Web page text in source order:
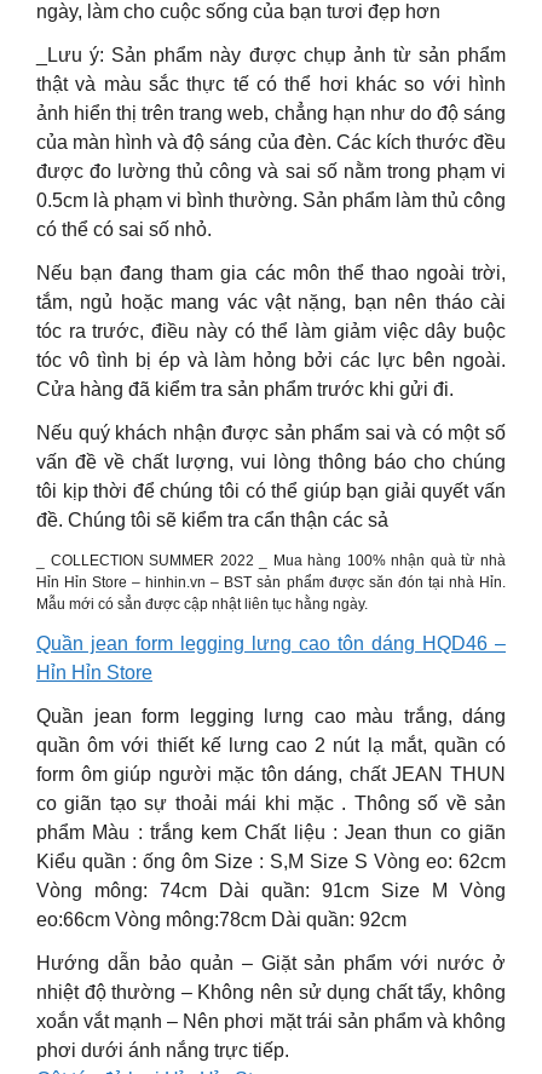
ngày, làm cho cuộc sống của bạn tươi đẹp hơn
_Lưu ý: Sản phẩm này được chụp ảnh từ sản phẩm
thật và màu sắc thực tế có thể hơi khác so với hình
ảnh hiển thị trên trang web, chẳng hạn như do độ sáng
của màn hình và độ sáng của đèn. Các kích thước đều
được đo lường thủ công và sai số nằm trong phạm vi
0.5cm là phạm vi bình thường. Sản phẩm làm thủ công
có thể có sai số nhỏ.
Nếu bạn đang tham gia các môn thể thao ngoài trời,
tắm, ngủ hoặc mang vác vật nặng, bạn nên tháo cài
tóc ra trước, điều này có thể làm giảm việc dây buộc
tóc vô tình bị ép và làm hỏng bởi các lực bên ngoài.
Cửa hàng đã kiểm tra sản phẩm trước khi gửi đi.
Nếu quý khách nhận được sản phẩm sai và có một số
vấn đề về chất lượng, vui lòng thông báo cho chúng
tôi kịp thời để chúng tôi có thể giúp bạn giải quyết vấn
đề. Chúng tôi sẽ kiểm tra cẩn thận các sả
_ COLLECTION SUMMER 2022 _ Mua hàng 100% nhận quà từ nhà
Hỉn Hỉn Store – hinhin.vn – BST sản phẩm được săn đón tại nhà Hỉn.
Mẫu mới có sẳn được cập nhật liên tục hằng ngày.
Quần jean form legging lưng cao tôn dáng HQD46 –
Hỉn Hỉn Store
Quần jean form legging lưng cao màu trắng, dáng
quần ôm với thiết kế lưng cao 2 nút lạ mắt, quần có
form ôm giúp người mặc tôn dáng, chất JEAN THUN
co giãn tạo sự thoải mái khi mặc . Thông số về sản
phẩm Màu : trắng kem Chất liệu : Jean thun co giãn
Kiểu quần : ống ôm Size : S,M Size S Vòng eo: 62cm
Vòng mông: 74cm Dài quần: 91cm Size M Vòng
eo:66cm Vòng mông:78cm Dài quần: 92cm
Hướng dẫn bảo quản – Giặt sản phẩm với nước ở
nhiệt độ thường – Không nên sử dụng chất tẩy, không
xoắn vắt mạnh – Nên phơi mặt trái sản phẩm và không
phơi dưới ánh nắng trực tiếp.